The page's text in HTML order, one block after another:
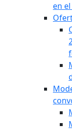
en